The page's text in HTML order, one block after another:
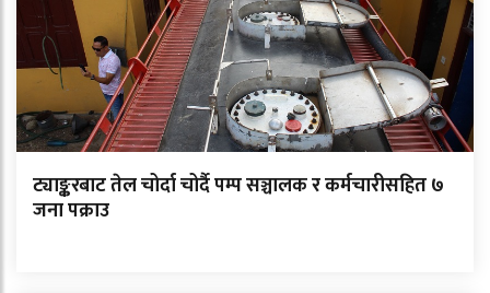
ट्याङ्करबाट तेल चोर्दा चोर्दै पम्प सञ्चालक र कर्मचारीसहित ७
जना पक्राउ